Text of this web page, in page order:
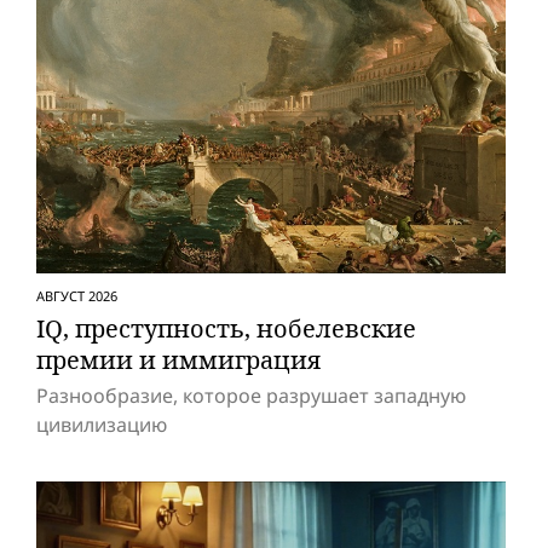
АВГУСТ 2026
IQ, преступность, нобелевские
премии и иммиграция
Разнообразие, которое разрушает западную
цивилизацию